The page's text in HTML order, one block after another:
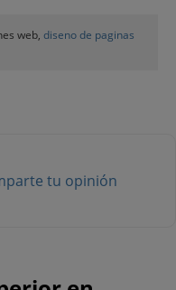
web, diseno de paginas
tu opinión